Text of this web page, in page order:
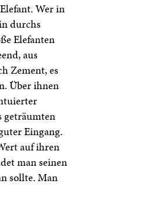
Wer in
durchs
Elefanten
aus
Zement, es
Über ihnen
geträumten
Eingang.
auf ihren
man seinen
sollte. Man